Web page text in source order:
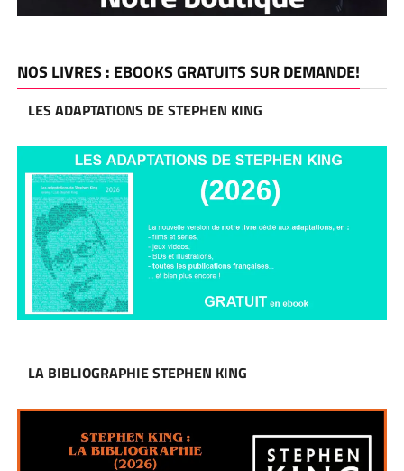
NOS LIVRES : EBOOKS GRATUITS SUR DEMANDE!
LES ADAPTATIONS DE STEPHEN KING
LA BIBLIOGRAPHIE STEPHEN KING